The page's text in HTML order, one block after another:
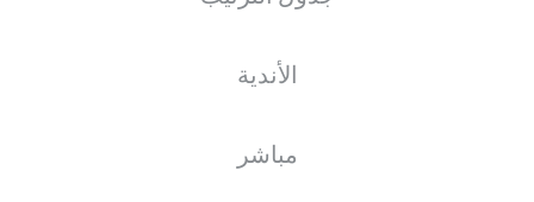
الأندية
مباشر